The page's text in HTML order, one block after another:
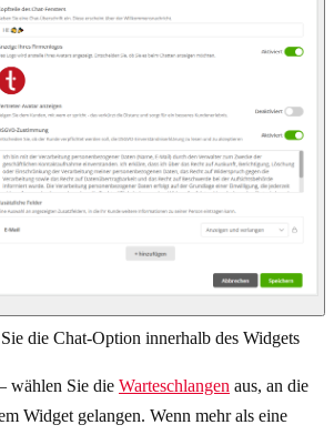
die Chat-Option innerhalb des Widgets
wählen Sie die Warteschlangen aus, an die
Widget gelangen. Wenn mehr als eine